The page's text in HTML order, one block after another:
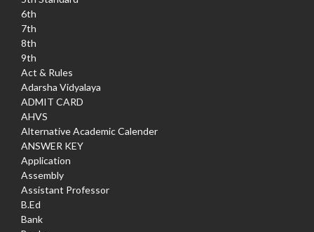
6th
7th
8th
9th
Act & Rules
Adarsha Vidyalaya
ADMIT CARD
AHVS
Alternative Academic Calender
ANSWER KEY
Application
Assembly
Assistant Professor
B.Ed
Bank